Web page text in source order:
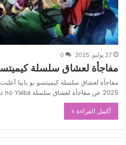
27 يوليو، 2025 0
مفاجأة لعشاق سلسلة كيميتسو
مفاجأة لعشاق سلسلة كيميتسو نو يايبا
2025 عن مفاجأة لعشاق سلسلة Kimetsu no Yaiba حيث…
أكمل القراءة »